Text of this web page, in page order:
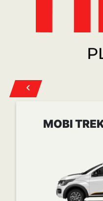
MOBI